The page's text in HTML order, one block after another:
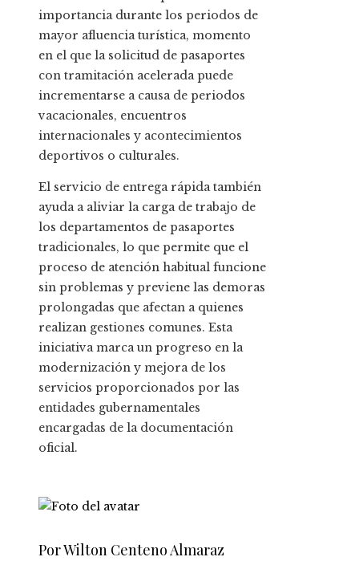
importancia durante los periodos de
mayor afluencia turística, momento
en el que la solicitud de pasaportes
con tramitación acelerada puede
incrementarse a causa de periodos
vacacionales, encuentros
internacionales y acontecimientos
deportivos o culturales.
El servicio de entrega rápida también
ayuda a aliviar la carga de trabajo de
los departamentos de pasaportes
tradicionales, lo que permite que el
proceso de atención habitual funcione
sin problemas y previene las demoras
prolongadas que afectan a quienes
realizan gestiones comunes. Esta
iniciativa marca un progreso en la
modernización y mejora de los
servicios proporcionados por las
entidades gubernamentales
encargadas de la documentación
oficial.
Por Wilton Centeno Almaraz